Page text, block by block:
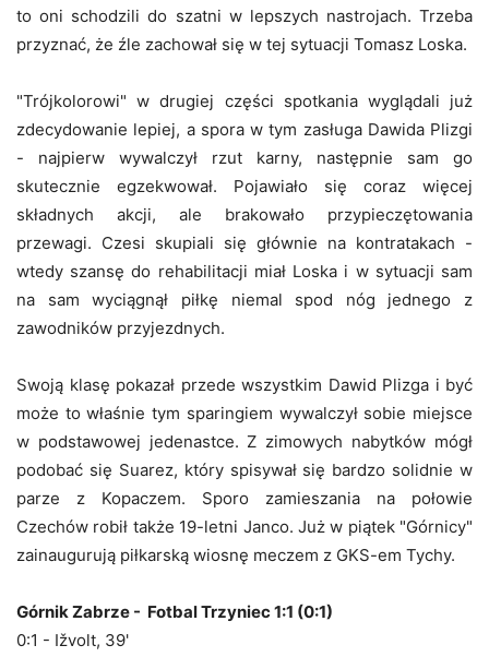
to oni schodzili do szatni w lepszych nastrojach. Trzeba
przyznać, że źle zachował się w tej sytuacji Tomasz Loska.
"Trójkolorowi" w drugiej części spotkania wyglądali już
zdecydowanie lepiej, a spora w tym zasługa Dawida Plizgi
- najpierw wywalczył rzut karny, następnie sam go
skutecznie egzekwował. Pojawiało się coraz więcej
składnych akcji, ale brakowało przypieczętowania
przewagi. Czesi skupiali się głównie na kontratakach -
wtedy szansę do rehabilitacji miał Loska i w sytuacji sam
na sam wyciągnął piłkę niemal spod nóg jednego z
zawodników przyjezdnych.
Swoją klasę pokazał przede wszystkim Dawid Plizga i być
może to właśnie tym sparingiem wywalczył sobie miejsce
w podstawowej jedenastce. Z zimowych nabytków mógł
podobać się Suarez, który spisywał się bardzo solidnie w
parze z Kopaczem. Sporo zamieszania na połowie
Czechów robił także 19-letni Janco. Już w piątek "Górnicy"
zainaugurują piłkarską wiosnę meczem z GKS-em Tychy.
Górnik Zabrze - Fotbal Trzyniec 1:1 (0:1)
0:1 - Ižvolt, 39'